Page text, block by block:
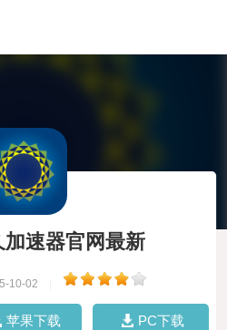
速器官网最新
10-02
苹果下载 PC下载